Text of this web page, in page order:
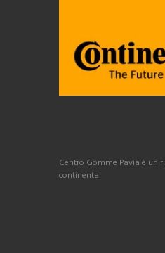
Centro Gomme Pavia è un
continental